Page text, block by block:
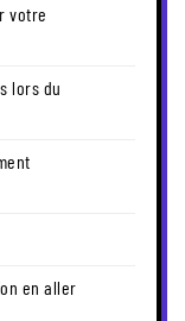
votre
lors du
en aller